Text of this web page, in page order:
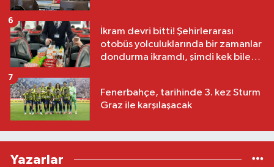
İkram devri bitti! Şehirlerarası
otobüs yolculuklarında bir zamanlar
dondurma ikramdı, şimdi kek bile
6
Fenerbahçe, tarihinde 3. kez Sturm
Graz ile karşılaşacak
7
Yazarlar